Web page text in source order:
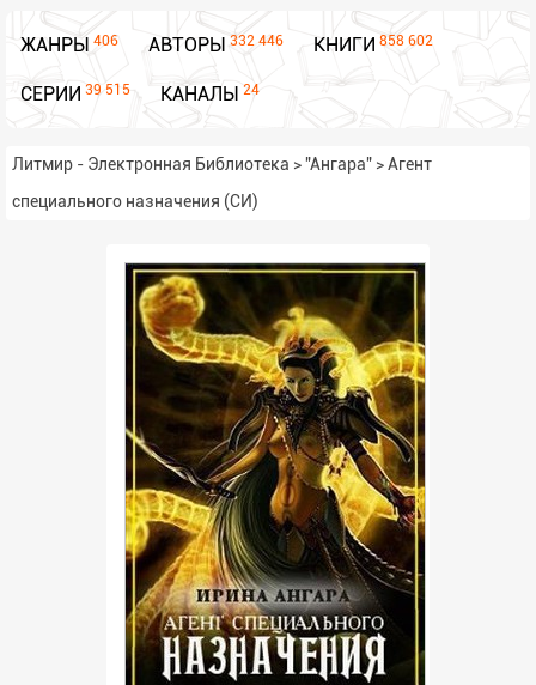
ЖАНРЫ 406 АВТОРЫ 332 446 КНИГИ 858 602
СЕРИИ 39 515 КАНАЛЫ 24
Литмир - Электронная Библиотека >"Ангара" >Агент
специального назначения (СИ)